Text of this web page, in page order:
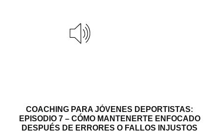
COACHING PARA JÓVENES DEPORTISTAS:
EPISODIO 7 – CÓMO MANTENERTE ENFOCADO
DESPUÉS DE ERRORES O FALLOS INJUSTOS